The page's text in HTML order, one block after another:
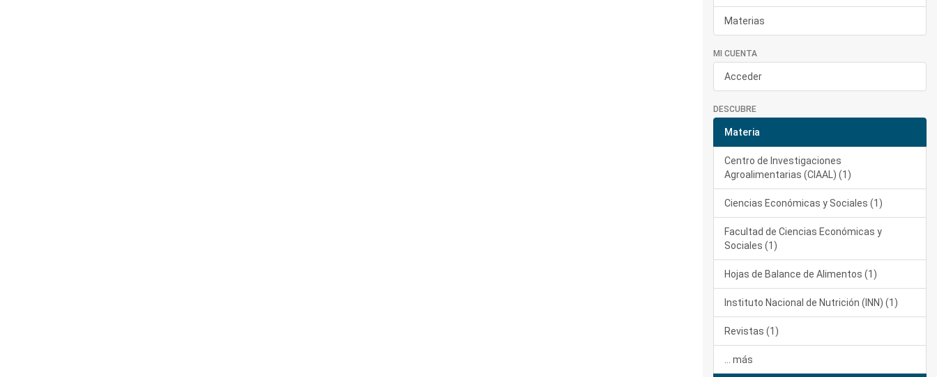
Materias
MI CUENTA
Acceder
DESCUBRE
Materia
Centro de Investigaciones
Agroalimentarias (CIAAL) (1)
Ciencias Económicas y Sociales (1)
Facultad de Ciencias Económicas y
Sociales (1)
Hojas de Balance de Alimentos (1)
Instituto Nacional de Nutrición (INN) (1)
Revistas (1)
... más